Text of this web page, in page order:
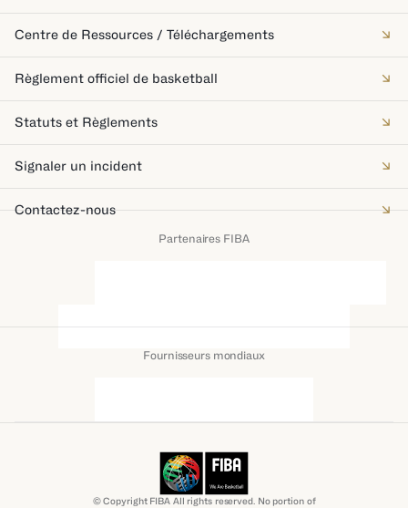
Centre de Ressources / Téléchargements
Règlement officiel de basketball
Statuts et Règlements
Signaler un incident
Contactez-nous
Partenaires FIBA
Fournisseurs mondiaux
© Copyright FIBA All rights reserved. No portion of